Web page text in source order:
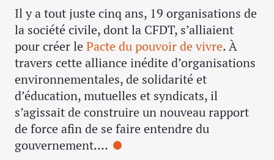
Il y a tout juste cinq ans, 19 organisations de
la société civile, dont la CFDT, s’alliaient
pour créer le Pacte du pouvoir de vivre. À
travers cette alliance inédite d’organisations
environnementales, de solidarité et
d’éducation, mutuelles et syndicats, il
s’agissait de construire un nouveau rapport
de force afin de se faire entendre du
gouvernement.…